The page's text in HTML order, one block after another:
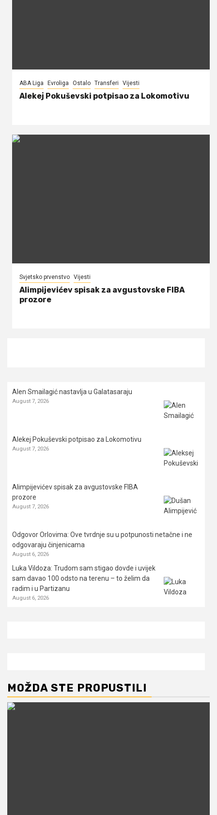
ABA Liga Evroliga Ostalo Transferi Vijesti
Alekej Pokuševski potpisao za Lokomotivu
Svjetsko prvenstvo Vijesti
Alimpijevićev spisak za avgustovske FIBA
prozore
Alen Smailagić nastavlja u Galatasaraju
August 7, 2026
Alekej Pokuševski potpisao za Lokomotivu
August 7, 2026
Alimpijevićev spisak za avgustovske FIBA
prozore
August 7, 2026
Odgovor Orlovima: ​Ove tvrdnje su u potpunosti netačne i ne
odgovaraju činjenicama
August 6, 2026
Luka Vildoza: Trudom sam stigao dovde i uvijek
sam davao 100 odsto na terenu – to želim da
radim i u Partizanu
August 6, 2026
MOŽDA STE PROPUSTILI